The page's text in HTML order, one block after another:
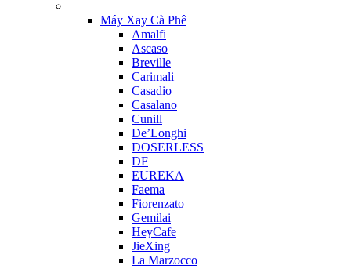
Máy Xay Cà Phê
Amalfi
Ascaso
Breville
Carimali
Casadio
Casalano
Cunill
De’Longhi
DOSERLESS
DF
EUREKA
Faema
Fiorenzato
Gemilai
HeyCafe
JieXing
La Marzocco